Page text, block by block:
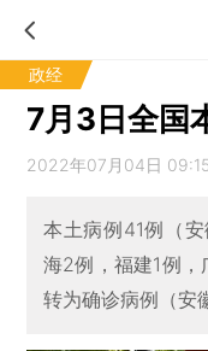
政经
7月3日全国
2022年07月04日
本土病例41例（
海2例，福建1例
转为确诊病例（安